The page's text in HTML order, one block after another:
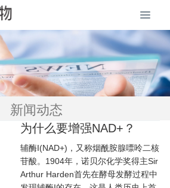
新闻动态
为什么要增强NAD+？
辅酶I(NAD+)，又称烟酰胺腺嘌呤二核
苷酸。1904年，诺贝尔化学奖得主Sir
Arthur Harden首先在酵母发酵过程中